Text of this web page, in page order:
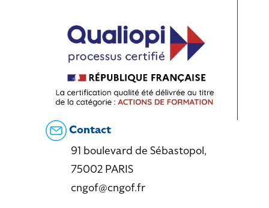
Contact
91 boulevard de Sébastopol,
75002 PARIS
cngof@cngof.fr